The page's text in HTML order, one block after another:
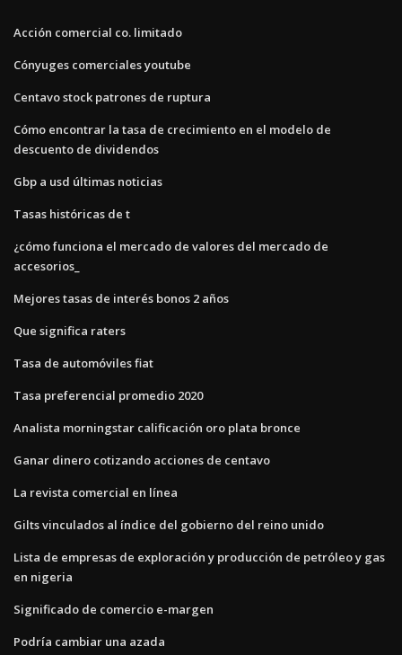
Acción comercial co. limitado
Cónyuges comerciales youtube
Centavo stock patrones de ruptura
Cómo encontrar la tasa de crecimiento en el modelo de
descuento de dividendos
Gbp a usd últimas noticias
Tasas históricas de t
¿cómo funciona el mercado de valores del mercado de
accesorios_
Mejores tasas de interés bonos 2 años
Que significa raters
Tasa de automóviles fiat
Tasa preferencial promedio 2020
Analista morningstar calificación oro plata bronce
Ganar dinero cotizando acciones de centavo
La revista comercial en línea
Gilts vinculados al índice del gobierno del reino unido
Lista de empresas de exploración y producción de petróleo y gas
en nigeria
Significado de comercio e-margen
Podría cambiar una azada